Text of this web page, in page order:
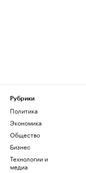
Рубрики
Политика
Экономика
Общество
Бизнес
Технологии и
медиа